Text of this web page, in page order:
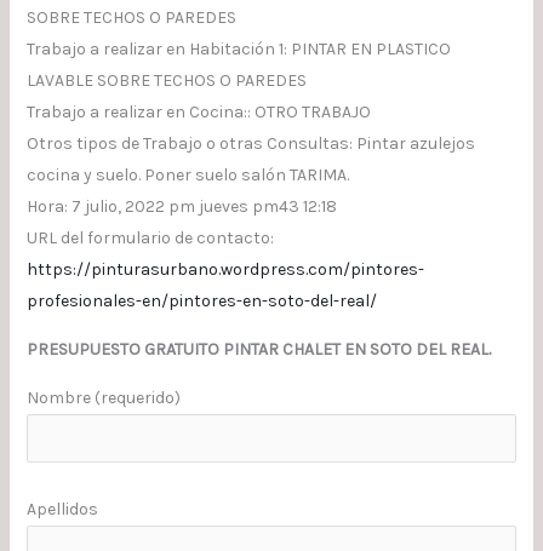
SOBRE TECHOS O PAREDES
Trabajo a realizar en Habitación 1: PINTAR EN PLASTICO
LAVABLE SOBRE TECHOS O PAREDES
Trabajo a realizar en Cocina:: OTRO TRABAJO
Otros tipos de Trabajo o otras Consultas: Pintar azulejos
cocina y suelo. Poner suelo salón TARIMA.
Hora: 7 julio, 2022 pm jueves pm43 12:18
URL del formulario de contacto:
https://pinturasurbano.wordpress.com/pintores-
profesionales-en/pintores-en-soto-del-real/
PRESUPUESTO GRATUITO PINTAR CHALET EN SOTO DEL REAL.
Nombre (requerido)
Apellidos